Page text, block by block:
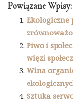
Powiązane Wpisy:
Piwo i
więzi
Wina
Sztuka